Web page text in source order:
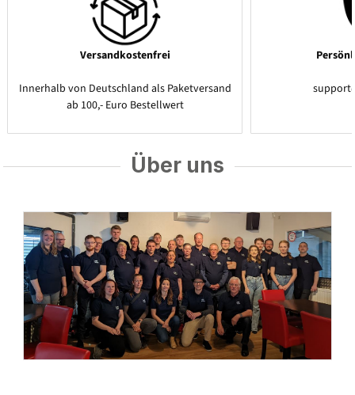
Versandkostenfrei
Innerhalb von Deutschland als Paketversand
ab 100,- Euro Bestellwert
Über uns